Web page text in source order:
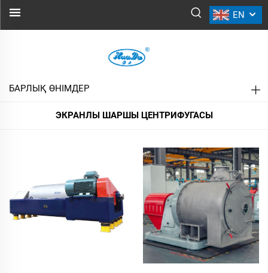
EN
ЭКРАНЛЫ ШАРШЫ
ЦЕНТРИФУГАСЫ
БАРЛЫҚ ӨНІМДЕР
ЭКРАНЛЫ ШАРШЫ ЦЕНТРИФУГАСЫ